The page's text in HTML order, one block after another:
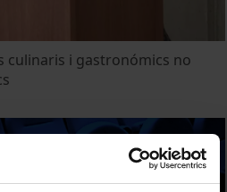
culinaris i gastronómics no